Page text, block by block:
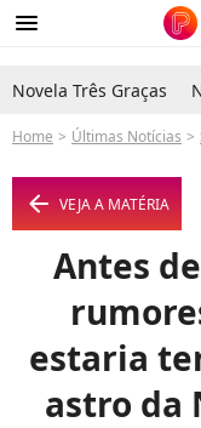
menu
Novela Três Graças
Home Últimas Notícias
arrow_left VEJA A MATÉRIA
Antes
estaria
astro da